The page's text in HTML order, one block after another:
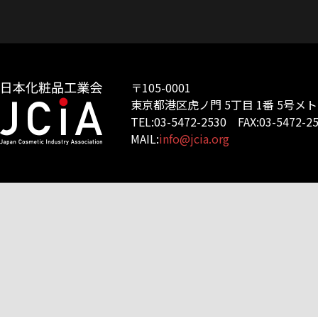
〒105-0001
東京都港区虎ノ門 5丁目 1番 5号メ
TEL:03-5472-2530 FAX:03-5472-
MAIL:info@jcia.org